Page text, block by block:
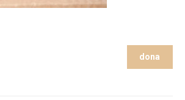
dona